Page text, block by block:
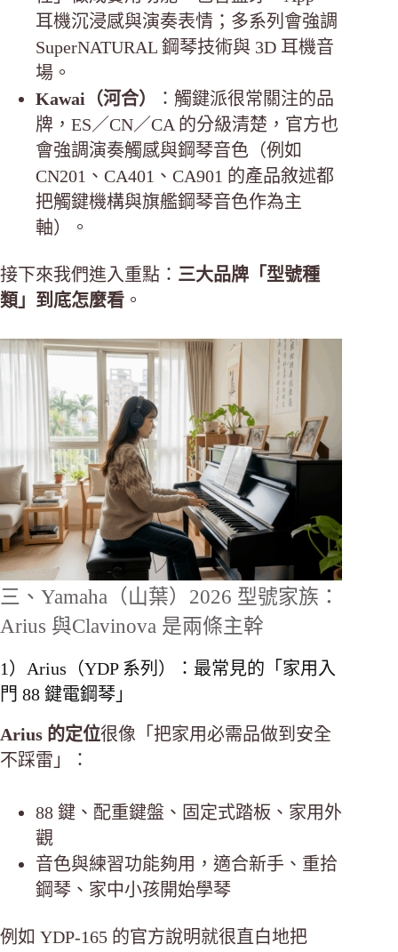
耳機沉浸感與演奏表情；多系列會強調
SuperNATURAL 鋼琴技術與 3D 耳機音
場。
Kawai（河合）
：觸鍵派很常關注的品
牌，ES／CN／CA 的分級清楚，官方也
會強調演奏觸感與鋼琴音色（例如
CN201、CA401、CA901 的產品敘述都
把觸鍵機構與旗艦鋼琴音色作為主
軸）。
接下來我們進入重點： 三大品牌「型號種
類」到底怎麼看 。
三、Yamaha（山葉）2026 型號家族：
Arius 與Clavinova 是兩條主幹
1）Arius（YDP 系列）：最常見的「家用入
門 88 鍵電鋼琴」
Arius 的定位很像「把家用必需品做到安全
不踩雷」：
88 鍵、配重鍵盤、固定式踏板、家用外
觀
音色與練習功能夠用，適合新手、重拾
鋼琴、家中小孩開始學琴
例如 YDP-165 的官方說明就很直白地把